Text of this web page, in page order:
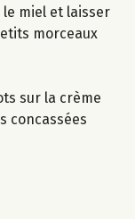
miel et laisser
morceaux
sur la crème
concassées